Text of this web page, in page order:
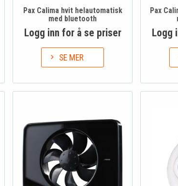
Pax Calima hvit helautomatisk
med bluetooth
Logg inn for å se priser
SE MER
Pax
Logg